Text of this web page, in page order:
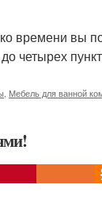
времени
четырех
Мебель для ванной